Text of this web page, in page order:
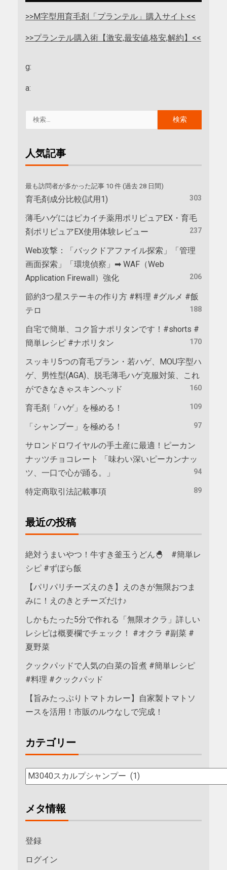
>>M字型用育毛剤「プランテル」購入サイト<<
>>プランテル購入術【激安,最安値,格安,解約】<<
g:
a:
人気記事
最も訪問者が多かった記事 10 件 (過去 28 日間)
育毛剤成分比較(試用1) 303
薄毛ハゲにはピカイチ薬用ポリピュアEX・育毛
剤ポリピュアEX使用体験レビュー
237
Web攻撃：「バックドアファイル探索」「管理
画面探索」「環境偵察」➡ WAF（Web
Application Firewall）強化
206
節約3つ星ステーキの作り方 #料理 #グルメ #飯
テロ
188
自宅で簡単、コク旨ナポリタンです！#shorts #
簡単レシピ #ナポリタン
170
スッキリ5つの育毛プラン・若ハゲ、MOU字型ハ
ゲ、男性型(AGA)、脱毛薄毛ハゲ克服対策、これ
ができなきゃスキンヘッド
160
育毛剤「ハゲ」を極める！ 109
「シャンプー」を極める！ 97
サロンドロワイヤルの手土産に最適！ピーカン
ナッツチョコレート 「味わい深いピーカンナッ
ツ、一口で心が踊る。」
94
特定商取引法記載事項 89
最近の投稿
絶対うまいやつ！牛すき釜玉うどん🐣 #簡単レ
シピ #ずぼら飯
【パリパリチーズえのき】えのきが無限おつま
みに！えのきとチーズだけ♪
しかもたった5分で作れる「無限オクラ」詳しい
レシピは概要欄でチェック！ #オクラ #副菜 #
夏野菜
クックパッドで人気の白菜の旨煮 #簡単レシピ
#料理 #クックパッド
【旨みたっぷりトマトカレー】自家製トマトソ
ースを活用！市販のルウなしで完成！
カテゴリー
メタ情報
登録
ログイン